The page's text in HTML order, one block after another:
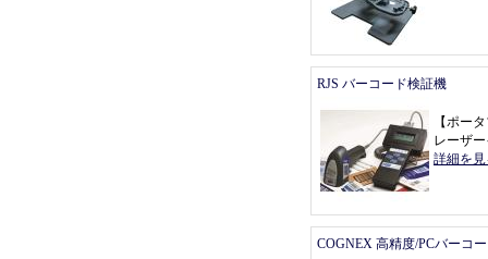
RJS バーコード検証機
【ポー
レーザ
詳細を
COGNEX 高精度/PCバーコ